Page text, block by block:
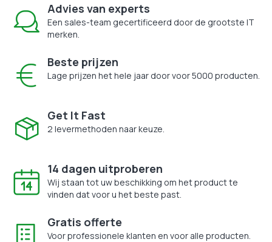
Advies van experts
Een sales-team gecertificeerd door de grootste IT
merken.
Beste prijzen
Lage prijzen het hele jaar door voor 5000 producten.
Get It Fast
2 levermethoden naar keuze.
14 dagen uitproberen
Wij staan tot uw beschikking om het product te
vinden dat voor u het beste past.
Gratis offerte
Voor professionele klanten en voor alle producten.